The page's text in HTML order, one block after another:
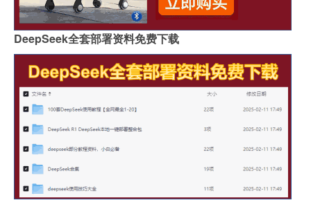
DeepSeek全套部署资料免费下载